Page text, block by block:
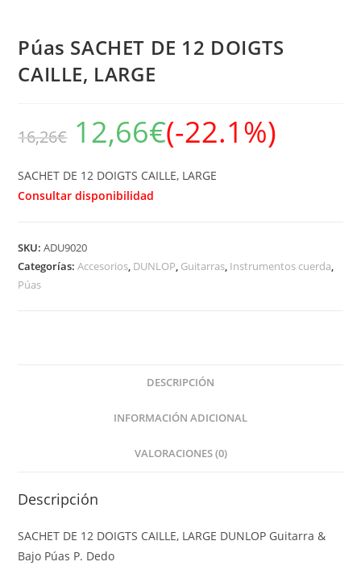
Púas SACHET DE 12 DOIGTS
CAILLE, LARGE
16,26€ 12,66€(-22.1%)
SACHET DE 12 DOIGTS CAILLE, LARGE
Consultar disponibilidad
SKU:ADU9020
Categorías:Accesorios, DUNLOP, Guitarras, Instrumentos cuerda,
Púas
DESCRIPCIÓN
INFORMACIÓN ADICIONAL
VALORACIONES (0)
Descripción
SACHET DE 12 DOIGTS CAILLE, LARGE DUNLOP Guitarra &
Bajo Púas P. Dedo